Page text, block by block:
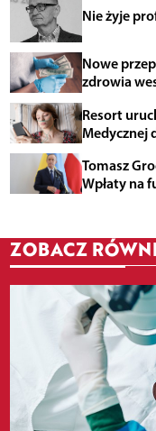
Nie żyje
Nowe
zdrowia
Resort
Medycznej
Tomasz
Wpłaty na
ZOBACZ